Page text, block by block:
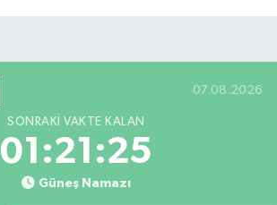
07.08.2026
SONRAKI VAKTE KALAN
01:21:24
Güneş Namazı